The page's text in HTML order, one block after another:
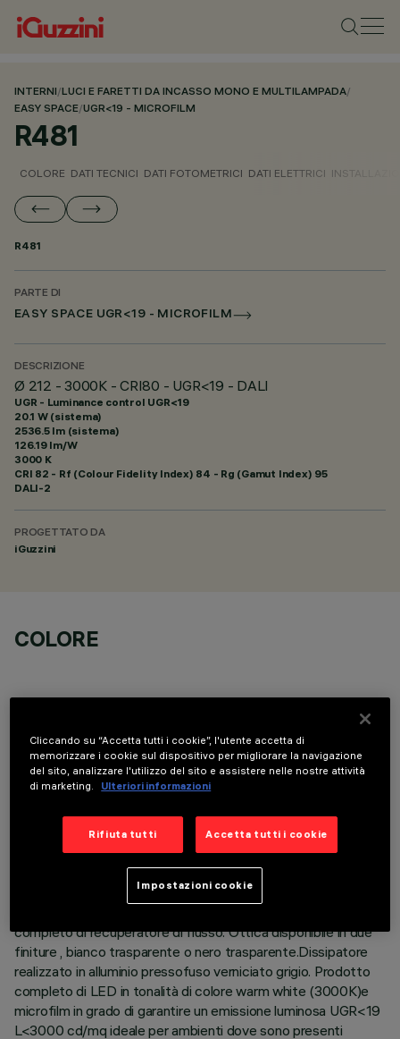
INTERNI/LUCI E FARETTI DA INCASSO MONO E MULTILAMPADA/
EASY SPACE/UGR<19 - MICROFILM
R481
COLORE DATI TECNICI DATI FOTOMETRICI DATI ELETTRICI
R481
PARTE DI
EASY SPACE UGR<19 - MICROFILM
DESCRIZIONE
Ø 212 - 3000K - CRI80 - UGR<19 - DALI
UGR - Luminance control UGR<19
20.1 W (sistema)
2536.5 lm (sistema)
126.19 lm/W
3000 K
CRI 82 - Rf (Colour Fidelity Index) 84 - Rg (Gamut Index) 95
DALI-2
PROGETTATO DA
iGuzzini
COLORE
DATI TECNICI
ULTIMO AGGIORNAMENTO: 06/08/2026
Apparecchio rotondo fisso finalizzato all'utilizzo di sorgente
LED con tecnologia C.o.B. Versione con falda per installazione
completo di recuperatore di flusso. Ottica disponibile in due
finiture , bianco trasparente o nero trasparente.Dissipatore
realizzato in alluminio pressofuso verniciato grigio. Prodotto
completo di LED in tonalità di colore warm white (3000K)e
microfilm in grado di garantire un emissione luminosa UGR<19
L<3000 cd/mq ideale per ambienti dove sono presenti
Cliccando su “Accetta tutti i cookie”, l'utente accetta di
memorizzare i cookie sul dispositivo per migliorare la navigazione
del sito, analizzare l'utilizzo del sito e assistere nelle nostre attività
di marketing.
Ulteriori informazioni
Rifiuta tutti Accetta tutti i cookie
Impostazioni cookie